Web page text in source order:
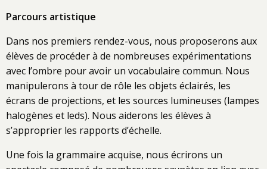
Parcours artistique
Dans nos premiers rendez-vous, nous proposerons aux
élèves de procéder à de nombreuses expérimentations
avec l’ombre pour avoir un vocabulaire commun. Nous
manipulerons à tour de rôle les objets éclairés, les
écrans de projections, et les sources lumineuses (lampes
halogènes et leds). Nous aiderons les élèves à
s’approprier les rapports d’échelle.
Une fois la grammaire acquise, nous écrirons un